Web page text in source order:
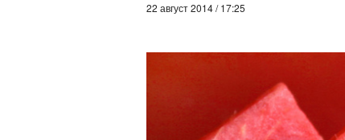
22 август 2014 / 17:25